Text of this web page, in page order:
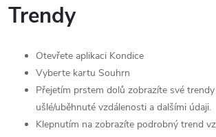
Trendy
Otevřete aplikaci Kondice
Vyberte kartu Souhrn
Přejetím prstem dolů zobrazíte své
ušlé/uběhnuté vzdálenosti a dalšími údaji.
Klepnutím na zobrazíte podrobný trend